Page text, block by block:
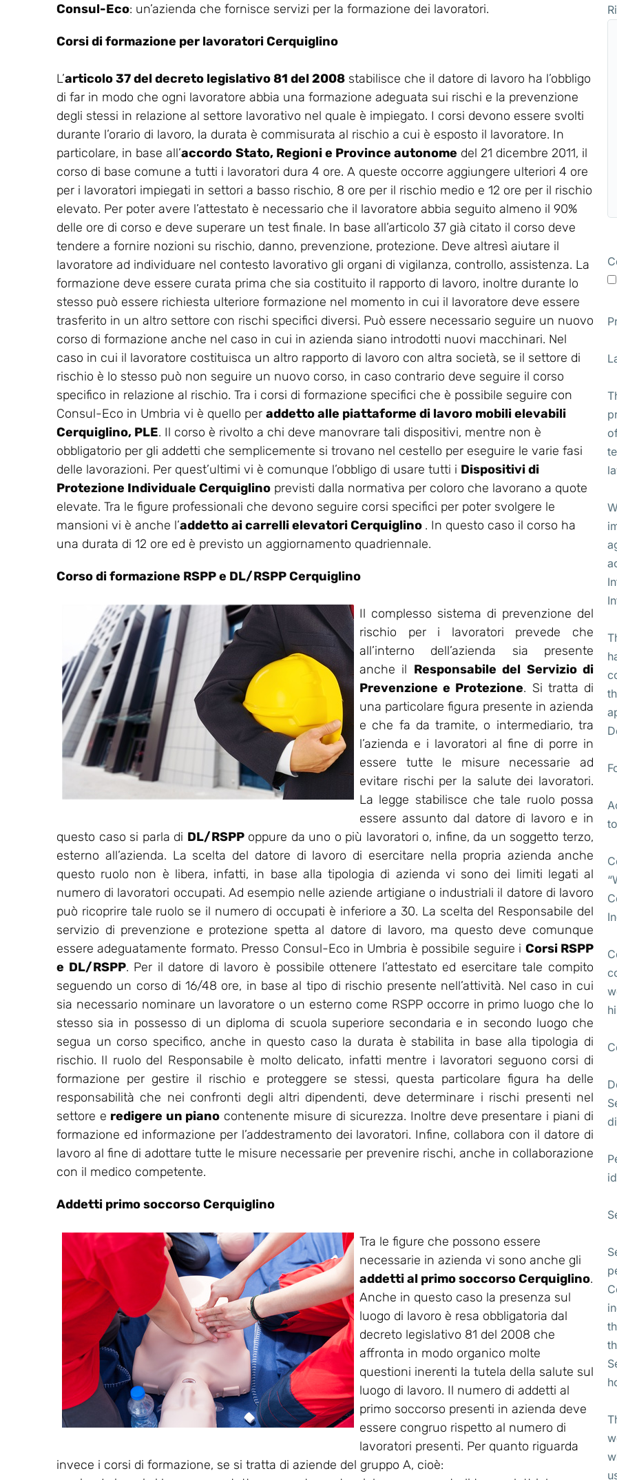
Consul-Eco: un’azienda che fornisce servizi per la formazione dei lavoratori.
Corsi di formazione per lavoratori Cerquiglino
L’articolo 37 del decreto legislativo 81 del 2008 stabilisce che il datore di lavoro ha l’obbligo
di far in modo che ogni lavoratore abbia una formazione adeguata sui rischi e la prevenzione
degli stessi in relazione al settore lavorativo nel quale è impiegato. I corsi devono essere svolti
durante l’orario di lavoro, la durata è commisurata al rischio a cui è esposto il lavoratore. In
particolare, in base all’accordo Stato, Regioni e Province autonome del 21 dicembre 2011, il
corso di base comune a tutti i lavoratori dura 4 ore. A queste occorre aggiungere ulteriori 4 ore
per i lavoratori impiegati in settori a basso rischio, 8 ore per il rischio medio e 12 ore per il rischio
elevato. Per poter avere l’attestato è necessario che il lavoratore abbia seguito almeno il 90%
delle ore di corso e deve superare un test finale. In base all’articolo 37 già citato il corso deve
tendere a fornire nozioni su rischio, danno, prevenzione, protezione. Deve altresì aiutare il
lavoratore ad individuare nel contesto lavorativo gli organi di vigilanza, controllo, assistenza. La
formazione deve essere curata prima che sia costituito il rapporto di lavoro, inoltre durante lo
stesso può essere richiesta ulteriore formazione nel momento in cui il lavoratore deve essere
trasferito in un altro settore con rischi specifici diversi. Può essere necessario seguire un nuovo
corso di formazione anche nel caso in cui in azienda siano introdotti nuovi macchinari. Nel
caso in cui il lavoratore costituisca un altro rapporto di lavoro con altra società, se il settore di
rischio è lo stesso può non seguire un nuovo corso, in caso contrario deve seguire il corso
specifico in relazione al rischio. Tra i corsi di formazione specifici che è possibile seguire con
Consul-Eco in Umbria vi è quello per addetto alle piattaforme di lavoro mobili elevabili
Cerquiglino, PLE. Il corso è rivolto a chi deve manovrare tali dispositivi, mentre non è
obbligatorio per gli addetti che semplicemente si trovano nel cestello per eseguire le varie fasi
delle lavorazioni. Per quest’ultimi vi è comunque l’obbligo di usare tutti i Dispositivi di
Protezione Individuale Cerquiglino previsti dalla normativa per coloro che lavorano a quote
elevate. Tra le figure professionali che devono seguire corsi specifici per poter svolgere le
mansioni vi è anche l’addetto ai carrelli elevatori Cerquiglino . In questo caso il corso ha
una durata di 12 ore ed è previsto un aggiornamento quadriennale.
Corso di formazione RSPP e DL/RSPP Cerquiglino
Il complesso sistema di prevenzione del
rischio per i lavoratori prevede che
all’interno dell’azienda sia presente
anche il Responsabile del Servizio di
Prevenzione e Protezione. Si tratta di
una particolare figura presente in azienda
e che fa da tramite, o intermediario, tra
l’azienda e i lavoratori al fine di porre in
essere tutte le misure necessarie ad
evitare rischi per la salute dei lavoratori.
La legge stabilisce che tale ruolo possa
essere assunto dal datore di lavoro e in
questo caso si parla di DL/RSPPoppure da uno o più lavoratori o, infine, da un soggetto terzo,
esterno all’azienda. La scelta del datore di lavoro di esercitare nella propria azienda anche
questo ruolo non è libera, infatti, in base alla tipologia di azienda vi sono dei limiti legati al
numero di lavoratori occupati. Ad esempio nelle aziende artigiane o industriali il datore di lavoro
può ricoprire tale ruolo se il numero di occupati è inferiore a 30. La scelta del Responsabile del
servizio di prevenzione e protezione spetta al datore di lavoro, ma questo deve comunque
essere adeguatamente formato. Presso Consul-Eco in Umbria è possibile seguire i Corsi RSPP
e DL/RSPP. Per il datore di lavoro è possibile ottenere l’attestato ed esercitare tale compito
seguendo un corso di 16/48 ore, in base al tipo di rischio presente nell’attività. Nel caso in cui
sia necessario nominare un lavoratore o un esterno come RSPP occorre in primo luogo che lo
stesso sia in possesso di un diploma di scuola superiore secondaria e in secondo luogo che
segua un corso specifico, anche in questo caso la durata è stabilita in base alla tipologia di
rischio. Il ruolo del Responsabile è molto delicato, infatti mentre i lavoratori seguono corsi di
formazione per gestire il rischio e proteggere se stessi, questa particolare figura ha delle
responsabilità che nei confronti degli altri dipendenti, deve determinare i rischi presenti nel
settore e redigere un piano contenente misure di sicurezza. Inoltre deve presentare i piani di
formazione ed informazione per l’addestramento dei lavoratori. Infine, collabora con il datore di
lavoro al fine di adottare tutte le misure necessarie per prevenire rischi, anche in collaborazione
con il medico competente.
Addetti primo soccorso Cerquiglino
Tra le figure che possono essere
necessarie in azienda vi sono anche gli
addetti al primo soccorso Cerquiglino.
Anche in questo caso la presenza sul
luogo di lavoro è resa obbligatoria dal
decreto legislativo 81 del 2008 che
affronta in modo organico molte
questioni inerenti la tutela della salute sul
luogo di lavoro. Il numero di addetti al
primo soccorso presenti in azienda deve
essere congruo rispetto al numero di
lavoratori presenti. Per quanto riguarda
invece i corsi di formazione, se si tratta di aziende del gruppo A, cioè: